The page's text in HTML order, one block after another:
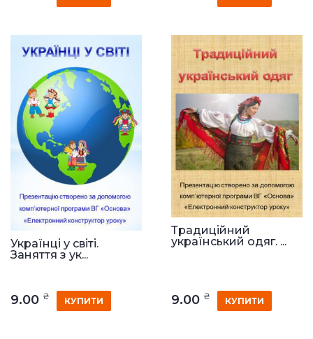
Українці у світі.
Заняття з ук...
9.00 ₴ КУПИТИ
Традиційний
український одяг. ...
9.00 ₴ КУПИТИ